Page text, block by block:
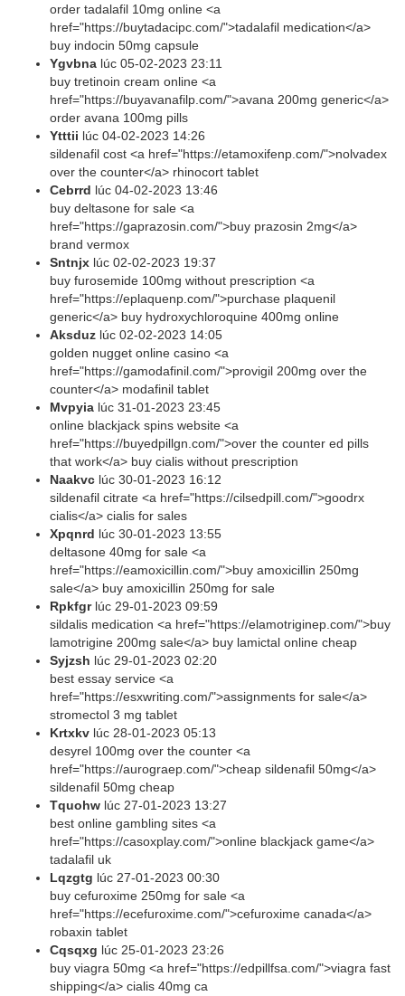
order tadalafil 10mg online <a
href="https://buytadacipc.com/">tadalafil medication</a>
buy indocin 50mg capsule
Ygvbna lúc 05-02-2023 23:11
buy tretinoin cream online <a
href="https://buyavanafilp.com/">avana 200mg generic</a>
order avana 100mg pills
Ytttii lúc 04-02-2023 14:26
sildenafil cost <a href="https://etamoxifenp.com/">nolvadex
over the counter</a> rhinocort tablet
Cebrrd lúc 04-02-2023 13:46
buy deltasone for sale <a
href="https://gaprazosin.com/">buy prazosin 2mg</a>
brand vermox
Sntnjx lúc 02-02-2023 19:37
buy furosemide 100mg without prescription <a
href="https://eplaquenp.com/">purchase plaquenil
generic</a> buy hydroxychloroquine 400mg online
Aksduz lúc 02-02-2023 14:05
golden nugget online casino <a
href="https://gamodafinil.com/">provigil 200mg over the
counter</a> modafinil tablet
Mvpyia lúc 31-01-2023 23:45
online blackjack spins website <a
href="https://buyedpillgn.com/">over the counter ed pills
that work</a> buy cialis without prescription
Naakvc lúc 30-01-2023 16:12
sildenafil citrate <a href="https://cilsedpill.com/">goodrx
cialis</a> cialis for sales
Xpqnrd lúc 30-01-2023 13:55
deltasone 40mg for sale <a
href="https://eamoxicillin.com/">buy amoxicillin 250mg
sale</a> buy amoxicillin 250mg for sale
Rpkfgrlúc 29-01-2023 09:59
sildalis medication <a href="https://elamotriginep.com/">buy
lamotrigine 200mg sale</a> buy lamictal online cheap
Syjzsh lúc 29-01-2023 02:20
best essay service <a
href="https://esxwriting.com/">assignments for sale</a>
stromectol 3 mg tablet
Krtxkv lúc 28-01-2023 05:13
desyrel 100mg over the counter <a
href="https://aurograep.com/">cheap sildenafil 50mg</a>
sildenafil 50mg cheap
Tquohw lúc 27-01-2023 13:27
best online gambling sites <a
href="https://casoxplay.com/">online blackjack game</a>
tadalafil uk
Lqzgtg lúc 27-01-2023 00:30
buy cefuroxime 250mg for sale <a
href="https://ecefuroxime.com/">cefuroxime canada</a>
robaxin tablet
Cqsqxg lúc 25-01-2023 23:26
buy viagra 50mg <a href="https://edpillfsa.com/">viagra fast
shipping</a> cialis 40mg ca